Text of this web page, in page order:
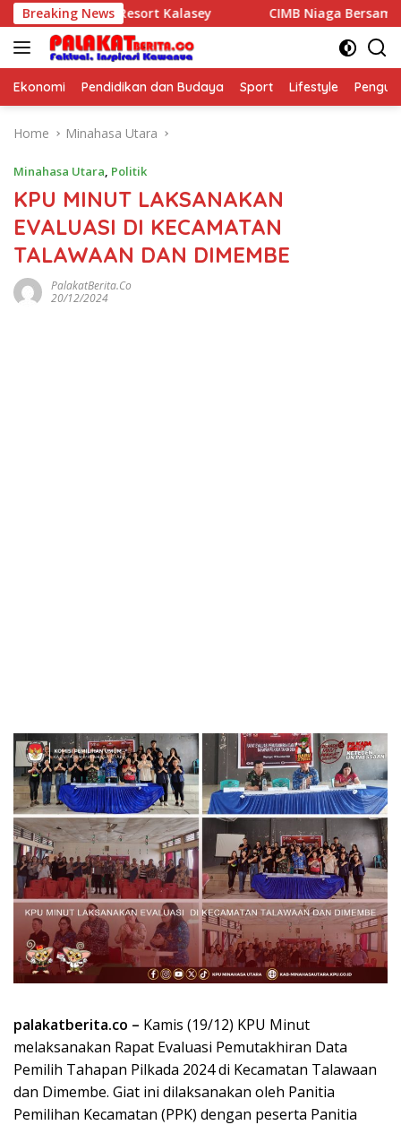
Skip
to
content
Breaking News
di Murex Resort Kalasey CIMB Niaga Bersama
Ekonomi Pendidikan dan Budaya Sport Lifestyle
Home Minahasa Utara
Minahasa Utara, Politik
KPU MINUT LAKSANAKAN
EVALUASI DI KECAMATAN
TALAWAAN DAN DIMEMBE
PalakatBerita.co
20/12/2024
palakatberita.co – Kamis (19/12) KPU Minut
melaksanakan Rapat Evaluasi Pemutakhiran Data
Pemilih Tahapan Pilkada 2024 di Kecamatan Talawaan
dan Dimembe. Giat ini dilaksanakan oleh Panitia
Pemilihan Kecamatan (PPK) dengan peserta Panitia